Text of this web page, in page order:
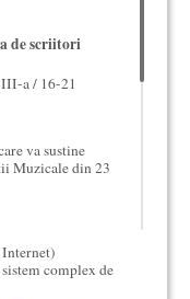
proiecte
marketing
concerte si
cursuri de
si de alte feluri.
il administreaza si
jos.
de scriitori
III-a / 16-21
va sustine
Muzicale din 23
complex de